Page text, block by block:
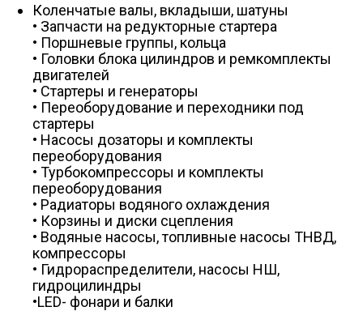
Коленчатые валы, вкладыши, шатуны
• Запчасти на редукторные стартера
• Поршневые группы, кольца
• Головки блока цилиндров и ремкомплекты
двигателей
• Стартеры и генераторы
• Переоборудование и переходники под
стартеры
• Насосы дозаторы и комплекты
переоборудования
• Турбокомпрессоры и комплекты
переоборудования
• Радиаторы водяного охлаждения
• Корзины и диски сцепления
• Водяные насосы, топливные насосы ТНВД,
компрессоры
• Гидрораспределители, насосы НШ,
гидроцилиндры
•LED- фонари и балки